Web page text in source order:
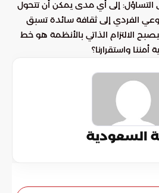
التساؤل: إلى أي مدى يمكن أن تتحول
الفردي إلى ثقافة سائدة تسبق
الالتزام الذاتي بالأنظمة هو خط
أمننا واستقرارنا؟
السعودية